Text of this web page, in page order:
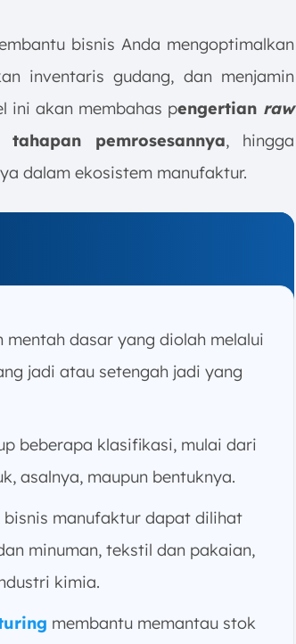
bisnis Anda mengoptimalkan
inventaris gudang, dan menjamin
ini akan membahas pengertian raw
pemrosesannya, hingga
dalam ekosistem manufaktur.
mentah dasar yang diolah melalui
jadi atau setengah jadi yang
beberapa klasifikasi, mulai dari
asalnya, maupun bentuknya.
manufaktur dapat dilihat
minuman, tekstil dan pakaian,
kimia.
membantu memantau stok